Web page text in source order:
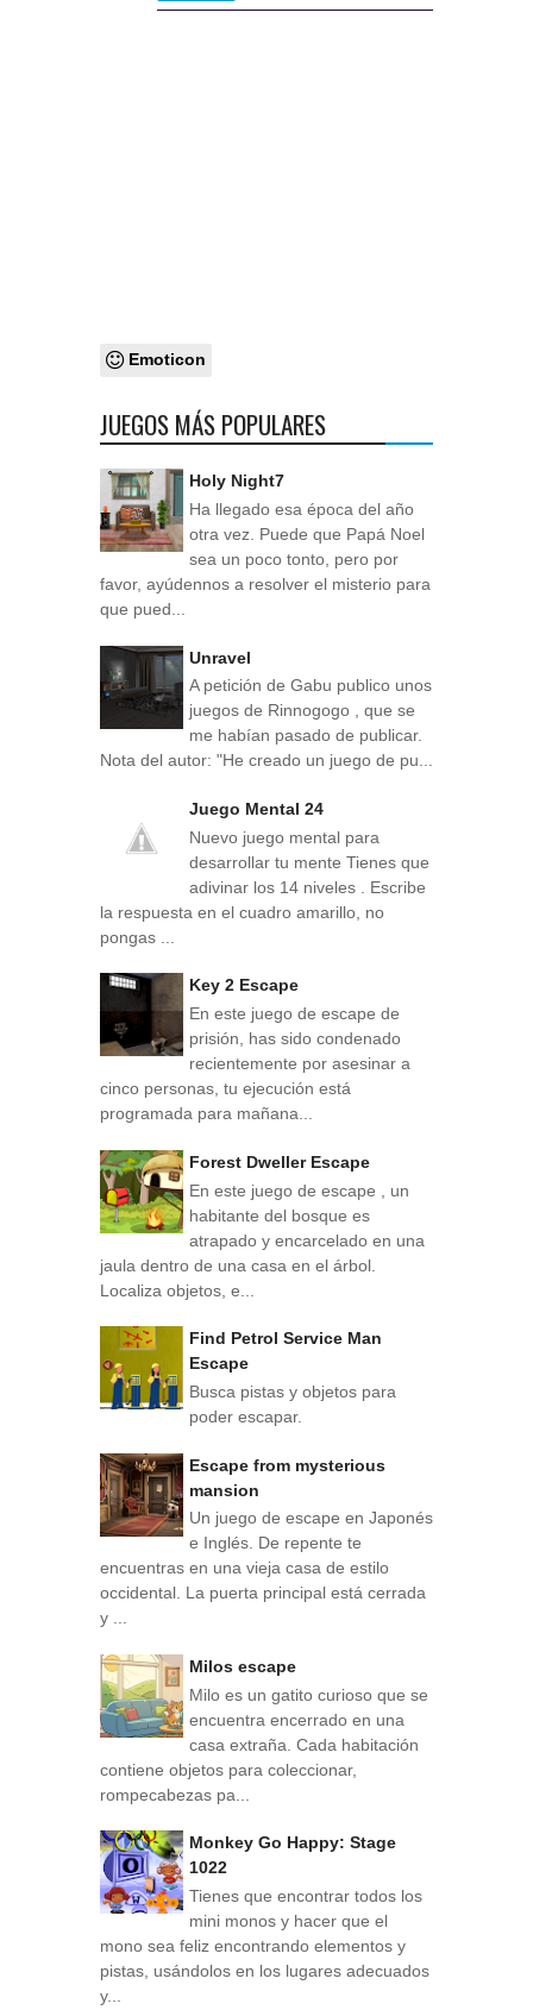
Emoticon
JUEGOS MÁS POPULARES
Holy Night7
Ha llegado esa época del año
otra vez. Puede que Papá Noel
sea un poco tonto, pero por
favor, ayúdennos a resolver el misterio para
que pued...
Unravel
A petición de Gabu publico unos
juegos de Rinnogogo , que se
me habían pasado de publicar.
Nota del autor: "He creado un juego de pu...
Juego Mental 24
Nuevo juego mental para
desarrollar tu mente Tienes que
adivinar los 14 niveles . Escribe
la respuesta en el cuadro amarillo, no
pongas ...
Key 2 Escape
En este juego de escape de
prisión, has sido condenado
recientemente por asesinar a
cinco personas, tu ejecución está
programada para mañana...
Forest Dweller Escape
En este juego de escape , un
habitante del bosque es
atrapado y encarcelado en una
jaula dentro de una casa en el árbol.
Localiza objetos, e...
Find Petrol Service Man
Escape
Busca pistas y objetos para
poder escapar.
Escape from mysterious
mansion
Un juego de escape en Japonés
e Inglés. De repente te
encuentras en una vieja casa de estilo
occidental. La puerta principal está cerrada
y ...
Milos escape
Milo es un gatito curioso que se
encuentra encerrado en una
casa extraña. Cada habitación
contiene objetos para coleccionar,
rompecabezas pa...
Monkey Go Happy: Stage
1022
Tienes que encontrar todos los
mini monos y hacer que el
mono sea feliz encontrando elementos y
pistas, usándolos en los lugares adecuados
y...